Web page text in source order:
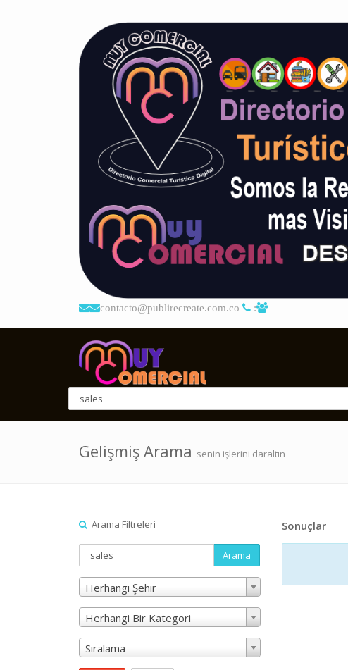
contacto@publirecreate.com.co :
Gelişmiş Arama senin işlerini daraltın
Arama Filtreleri
Arama
Herhangi Şehir
Herhangi Bir Kategori
Sıralama
Sonuçlar